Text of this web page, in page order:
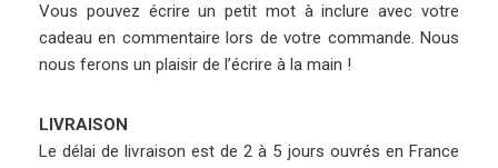
Vous pouvez écrire un petit mot à inclure avec votre
cadeau en commentaire lors de votre commande. Nous
nous ferons un plaisir de l’écrire à la main !
LIVRAISON
Le délai de livraison est de 2 à 5 jours ouvrés en France